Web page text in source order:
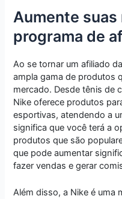
Aumente
programa de
Ao se tornar um afiliado
ampla gama de produtos
mercado. Desde tênis de
Nike oferece produtos
esportivas, atendendo a
significa que você terá a
produtos que são
que pode aumentar
fazer vendas e gerar
Além disso, a Nike é uma